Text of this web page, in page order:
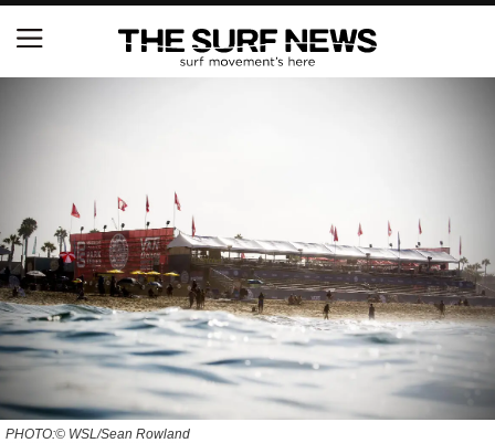
PHOTO:© WSL/Sean Rowland
NSAと茅ヶ崎市が包括連携協定を締結 自治体との
S.ONE ショート＆ロング開幕戦・現地リポート（高
橋みなと）
ニュース
製品情報
特集